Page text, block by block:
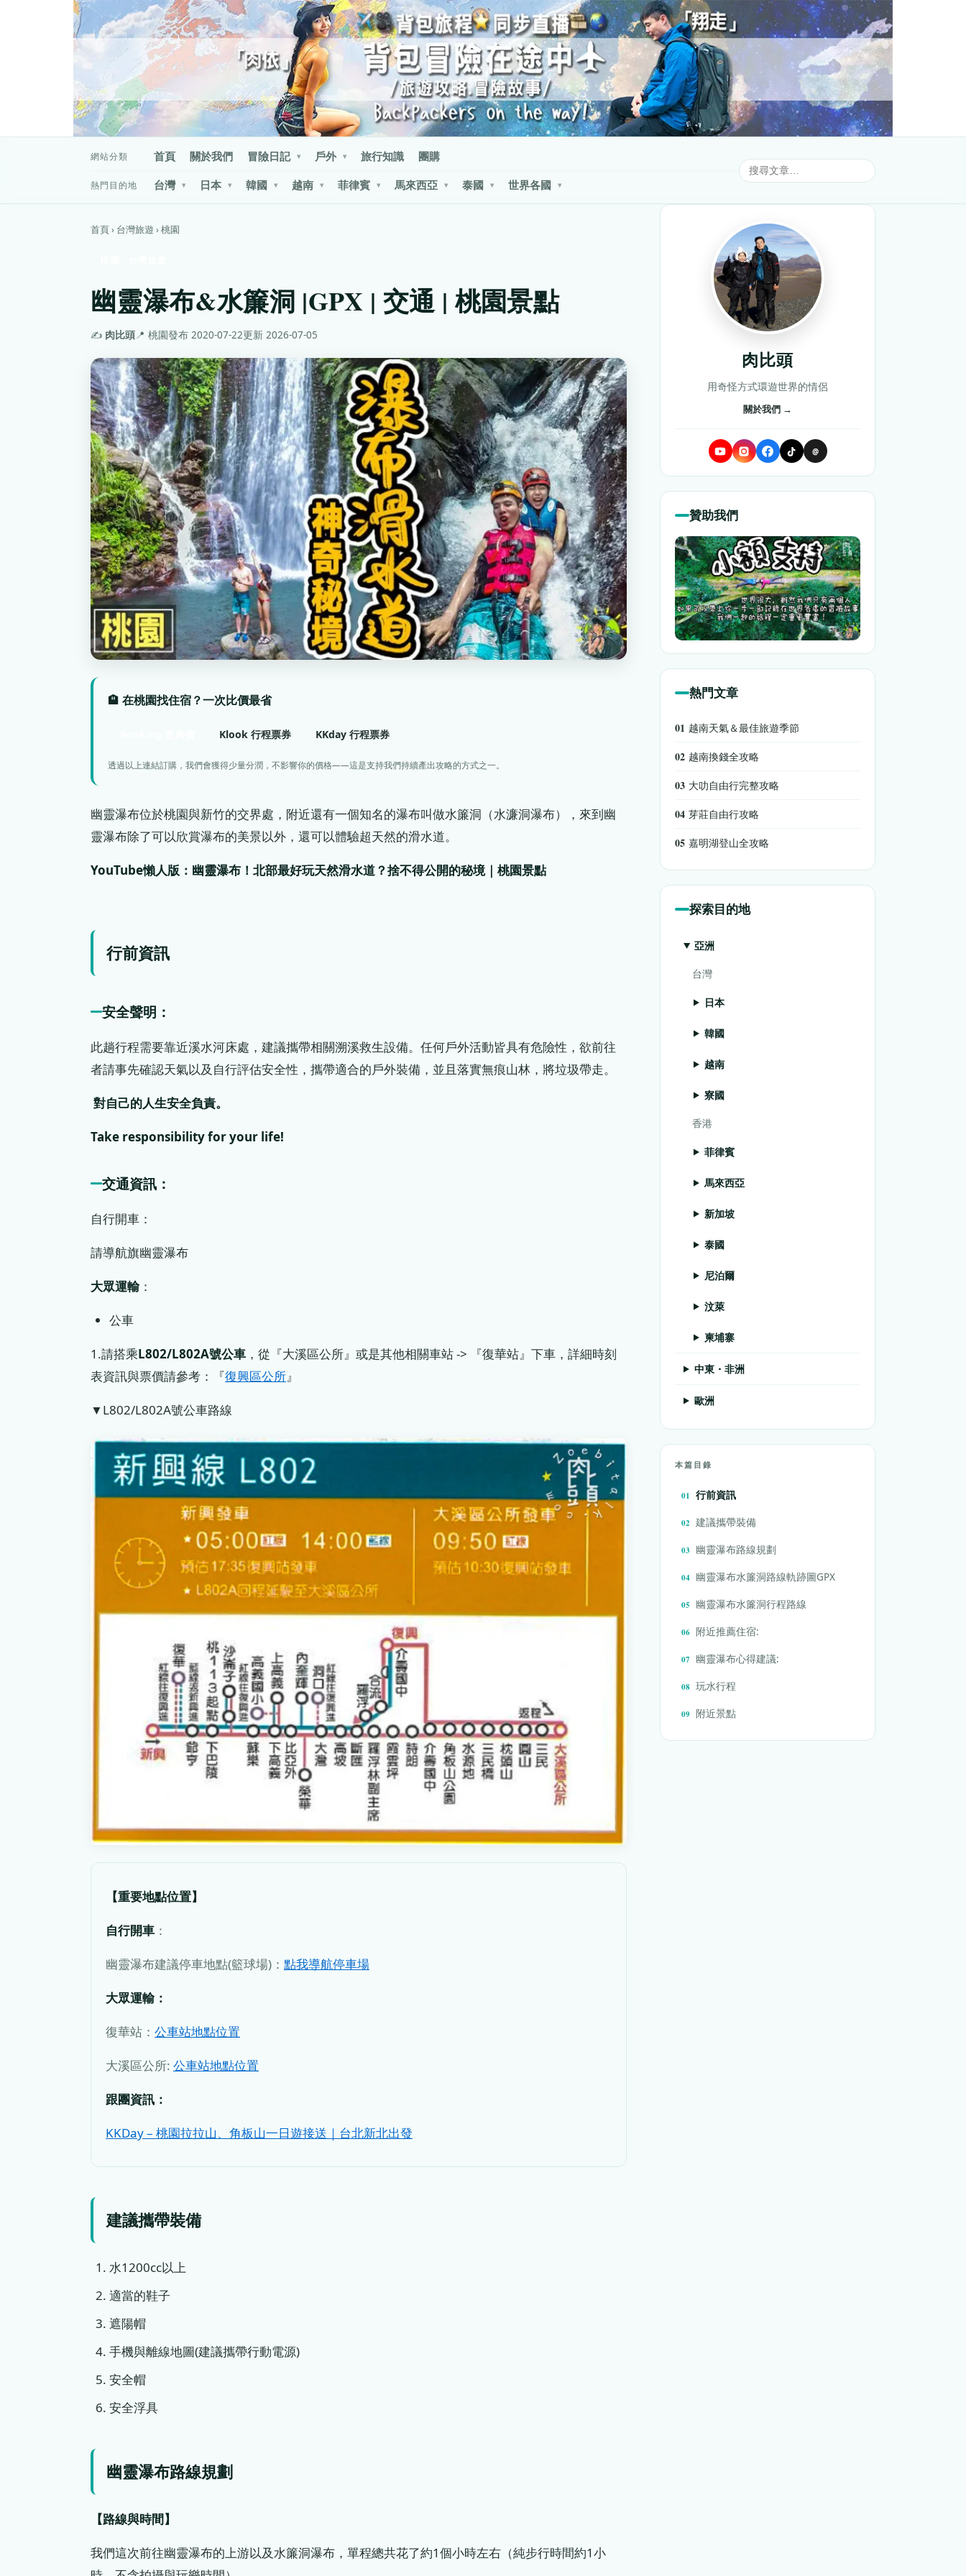
網站分類 首頁 關於我們 冒險日記 ▾ 戶外 ▾ 旅行知識 團購
熱門目的地 台灣 ▾ 日本 ▾ 韓國 ▾ 越南 ▾ 菲律賓 ▾ 馬來西亞 ▾ 泰國 ▾ 世界各國 ▾
首頁 › 台灣旅遊 › 桃園
幽靈瀑布&水簾洞 |GPX | 交通 | 桃園景點
✍️ 肉比頭📍 桃園發布 2020-07-22更新 2026-07-05
🏨 在桃園找住宿？一次比價最省
Klook 行程票券 KKday 行程票券
透過以上連結訂購，我們會獲得少量分潤，不影響你的價格——這是支持我們持續產出攻略的方式之一。
幽靈瀑布位於桃園與新竹的交界處，附近還有一個知名的瀑布叫做水簾洞（水濂洞瀑布），來到幽
靈瀑布除了可以欣賞瀑布的美景以外，還可以體驗超天然的滑水道。
YouTube懶人版：幽靈瀑布！北部最好玩天然滑水道？捨不得公開的秘境｜桃園景點
行前資訊
安全聲明：
此趟行程需要靠近溪水河床處，建議攜帶相關溯溪救生設備。任何戶外活動皆具有危險性，欲前往
者請事先確認天氣以及自行評估安全性，攜帶適合的戶外裝備，並且落實無痕山林，將垃圾帶走。
對自己的人生安全負責。
Take responsibility for your life!
交通資訊：
自行開車：
請導航旗幽靈瀑布
大眾運輸：
公車
1.請搭乘L802/L802A號公車 ，從『大溪區公所』或是其他相關車站 -> 『復華站』下車，詳細時刻
表資訊與票價請參考：『復興區公所』
▼L802/L802A號公車路線
【重要地點位置】
自行開車 ：
幽靈瀑布建議停車地點(籃球場)： 點我導航停車場
大眾運輸：
復華站： 公車站地點位置
大溪區公所: 公車站地點位置
跟團資訊：
KKDay – 桃園拉拉山、角板山一日遊接送｜台北新北出發​​
建議攜帶裝備
水1200cc以上
適當的鞋子
遮陽帽
手機與離線地圖(建議攜帶行動電源)
安全帽
安全浮具
幽靈瀑布路線規劃
【路線與時間】
我們這次前往幽靈瀑布的上游以及水簾洞瀑布，單程總共花了約1個小時左右（純步行時間約1小
肉比頭
用奇怪方式環遊世界的情侶
關於我們 →
@
贊助我們
熱門文章
01 越南天氣＆最佳旅遊季節
02 越南換錢全攻略
03 大叻自由行完整攻略
04 芽莊自由行攻略
05 嘉明湖登山全攻略
探索目的地
亞洲
台灣
日本
韓國
越南
寮國
香港
菲律賓
馬來西亞
新加坡
泰國
尼泊爾
汶萊
柬埔寨
中東・非洲
歐洲
本篇目錄
行前資訊
建議攜帶裝備
幽靈瀑布路線規劃
幽靈瀑布水簾洞路線軌跡圖GPX
幽靈瀑布水簾洞行程路線
附近推薦住宿:
幽靈瀑布心得建議:
玩水行程
附近景點